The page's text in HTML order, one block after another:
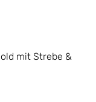
mit Strebe &